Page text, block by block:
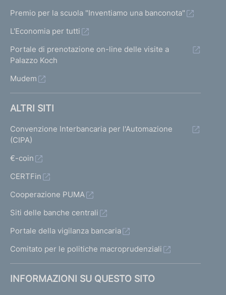
Premio per la scuola "Inventiamo una banconota"
L'Economia per tutti
Portale di prenotazione on-line delle visite a
Palazzo Koch
Mudem
ALTRI SITI
Convenzione Interbancaria per l'Automazione
(CIPA)
€-coin
CERTFin
Cooperazione PUMA
Siti delle banche centrali
Portale della vigilanza bancaria
Comitato per le politiche macroprudenziali
INFORMAZIONI SU QUESTO SITO